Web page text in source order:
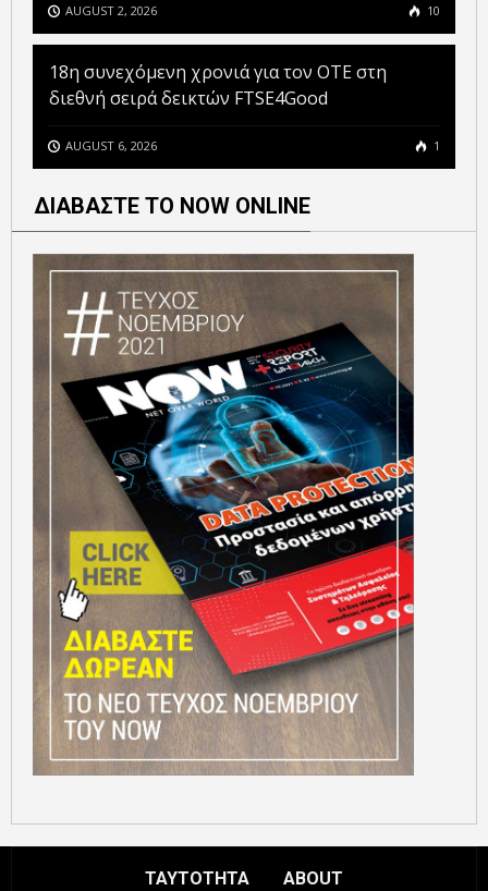
AUGUST 2, 2026 10
18η συνεχόμενη χρονιά για τον ΟΤΕ στη
διεθνή σειρά δεικτών FTSE4Good
AUGUST 6, 2026 1
ΔΙΑΒΑΣΤΕ ΤΟ NOW ONLINE
ΤΑΥΤΟΤΗΤΑ ABOUT